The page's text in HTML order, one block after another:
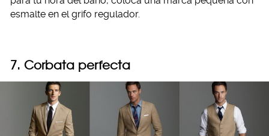
esmalte en el grifo regulador.
7. Corbata perfecta